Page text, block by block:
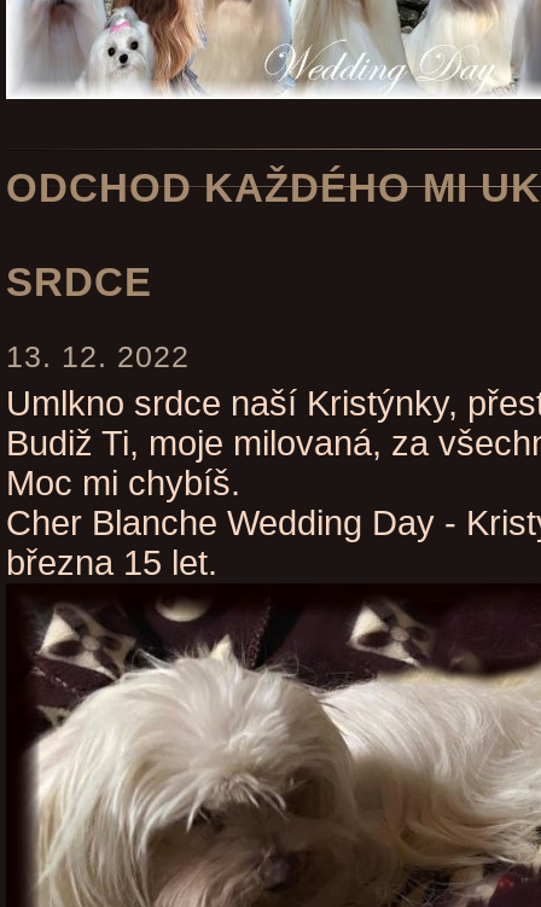
ODCHOD KAŽDÉHO MI
SRDCE
13. 12. 2022
Umlkno srdce naší Kristýnky,
Budiž Ti, moje milovaná, za
Moc mi chybíš.
Cher Blanche Wedding Day -
března 15 let.